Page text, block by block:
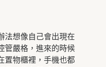
法想像自己會出現在
管嚴格，進來的時候
置物櫃裡，手機也都